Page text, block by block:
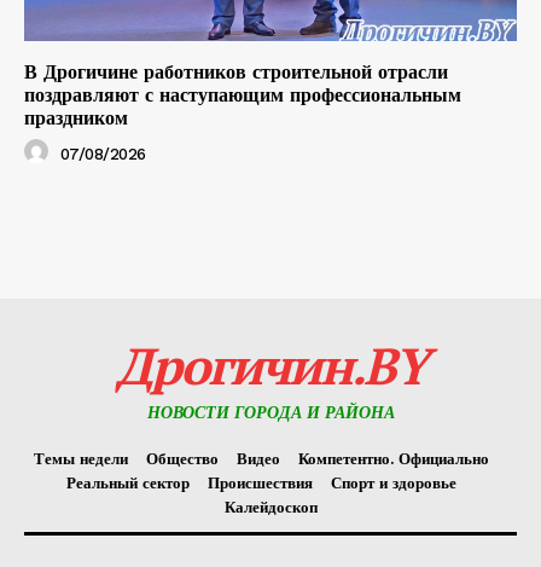
В Дрогичине работников строительной отрасли
поздравляют с наступающим профессиональным
праздником
07/08/2026
Дрогичин.BY
НОВОСТИ ГОРОДА И РАЙОНА
Темы недели Общество Видео
Компетентно. Официально
Реальный сектор
Происшествия
Спорт и здоровье
Калейдоскоп